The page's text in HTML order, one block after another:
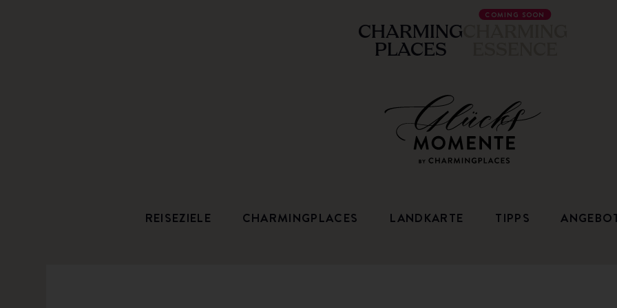
CHARMING
PLACES
COMING SOON
REISEZIELE CHARMINGPLACES LANDKARTE TIPPS